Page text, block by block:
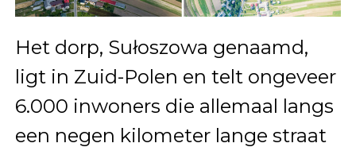
Het dorp, Sułoszowa genaamd,
ligt in Zuid-Polen en telt ongeveer
6.000 inwoners die allemaal langs
een negen kilometer lange straat